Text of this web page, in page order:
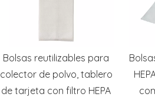
Bolsas reutilizables para
colector de polvo, tablero
de tarjeta con filtro HEPA